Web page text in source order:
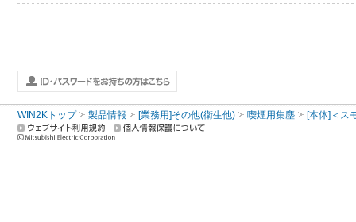
WIN2Kトップ 製品情報 [業務用]その他(衛生他) 喫煙用集塵 [本体]＜ス